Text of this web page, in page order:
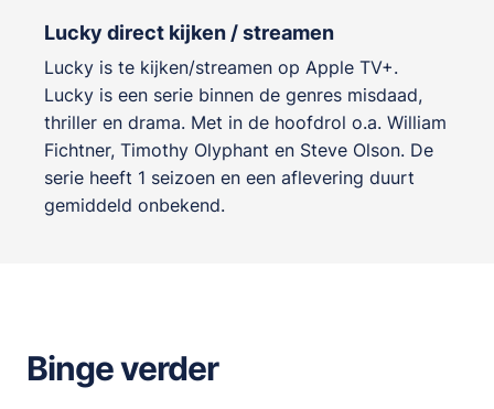
Lucky direct kijken / streamen
Lucky is te kijken/streamen op Apple TV+.
Lucky is een serie binnen de genres misdaad,
thriller en drama. Met in de hoofdrol o.a. William
Fichtner, Timothy Olyphant en Steve Olson. De
serie heeft 1 seizoen en een aflevering duurt
gemiddeld onbekend.
Binge verder